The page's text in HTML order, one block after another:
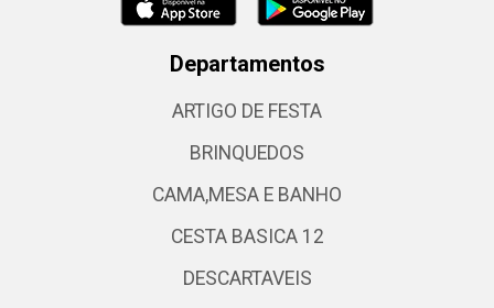
Departamentos
ARTIGO DE FESTA
BRINQUEDOS
CAMA,MESA E BANHO
CESTA BASICA 12
DESCARTAVEIS